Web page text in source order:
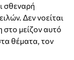
σθεναρή
Δεν νοείται
μείζον αυτό
θέματα, τον